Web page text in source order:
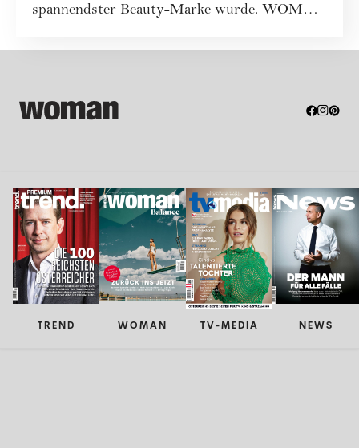
spannendster Beauty-Marke wurde. WOMAN
TREND WOMAN TV-MEDIA NEWS